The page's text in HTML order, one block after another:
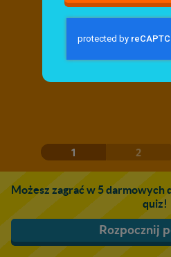
1 2
Możesz zagrać w 5
quiz!
Rozpocznij